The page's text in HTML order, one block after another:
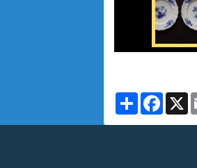
PartagerFacebook
X